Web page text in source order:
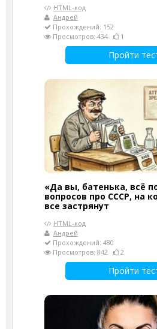
HTML-код
Андрей
Прохождений: 152
Просмотров: 434
1
Пройти
«Да вы, батенька, всё
вопросов про СССР, на
все застрянут
HTML-код
Андрей
Прохождений: 480
Просмотров: 842
2
Пройти